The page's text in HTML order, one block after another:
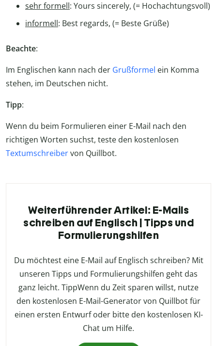
sehr formell: Yours sincerely, (= Hochachtungsvoll)
informell: Best regards, (= Beste Grüße)
Beachte:
Im Englischen kann nach der Grußformel ein Komma
stehen, im Deutschen nicht.
Tipp:
Wenn du beim Formulieren einer E-Mail nach den
richtigen Worten suchst, teste den kostenlosen
Textumschreibervon Quillbot.
Weiterführender Artikel: E-Mails
schreiben auf Englisch | Tipps und
Formulierungshilfen
Du möchtest eine E-Mail auf Englisch schreiben? Mit
unseren Tipps und Formulierungshilfen geht das
ganz leicht. TippWenn du Zeit sparen willst, nutze
den kostenlosen E-Mail-Generator von Quillbot für
einen ersten Entwurf oder bitte den kostenlosen KI-
Chat um Hilfe.